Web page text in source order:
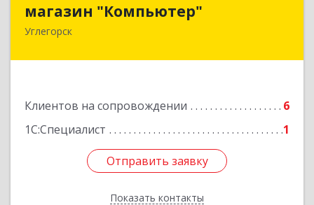
магазин "Компьютер"
Углегорск
Клиентов на сопровождении
6
1С:Специалист
1
Отправить заявку
Показать контакты
694920, Сахалинская обл, Углегорский р-н,
Отправить заявку
Назад